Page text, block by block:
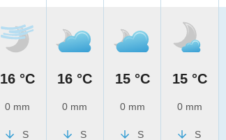
16 °C
0 mm
S
16 °C
0 mm
S
15 °C
0 mm
S
15 °C
0 mm
S